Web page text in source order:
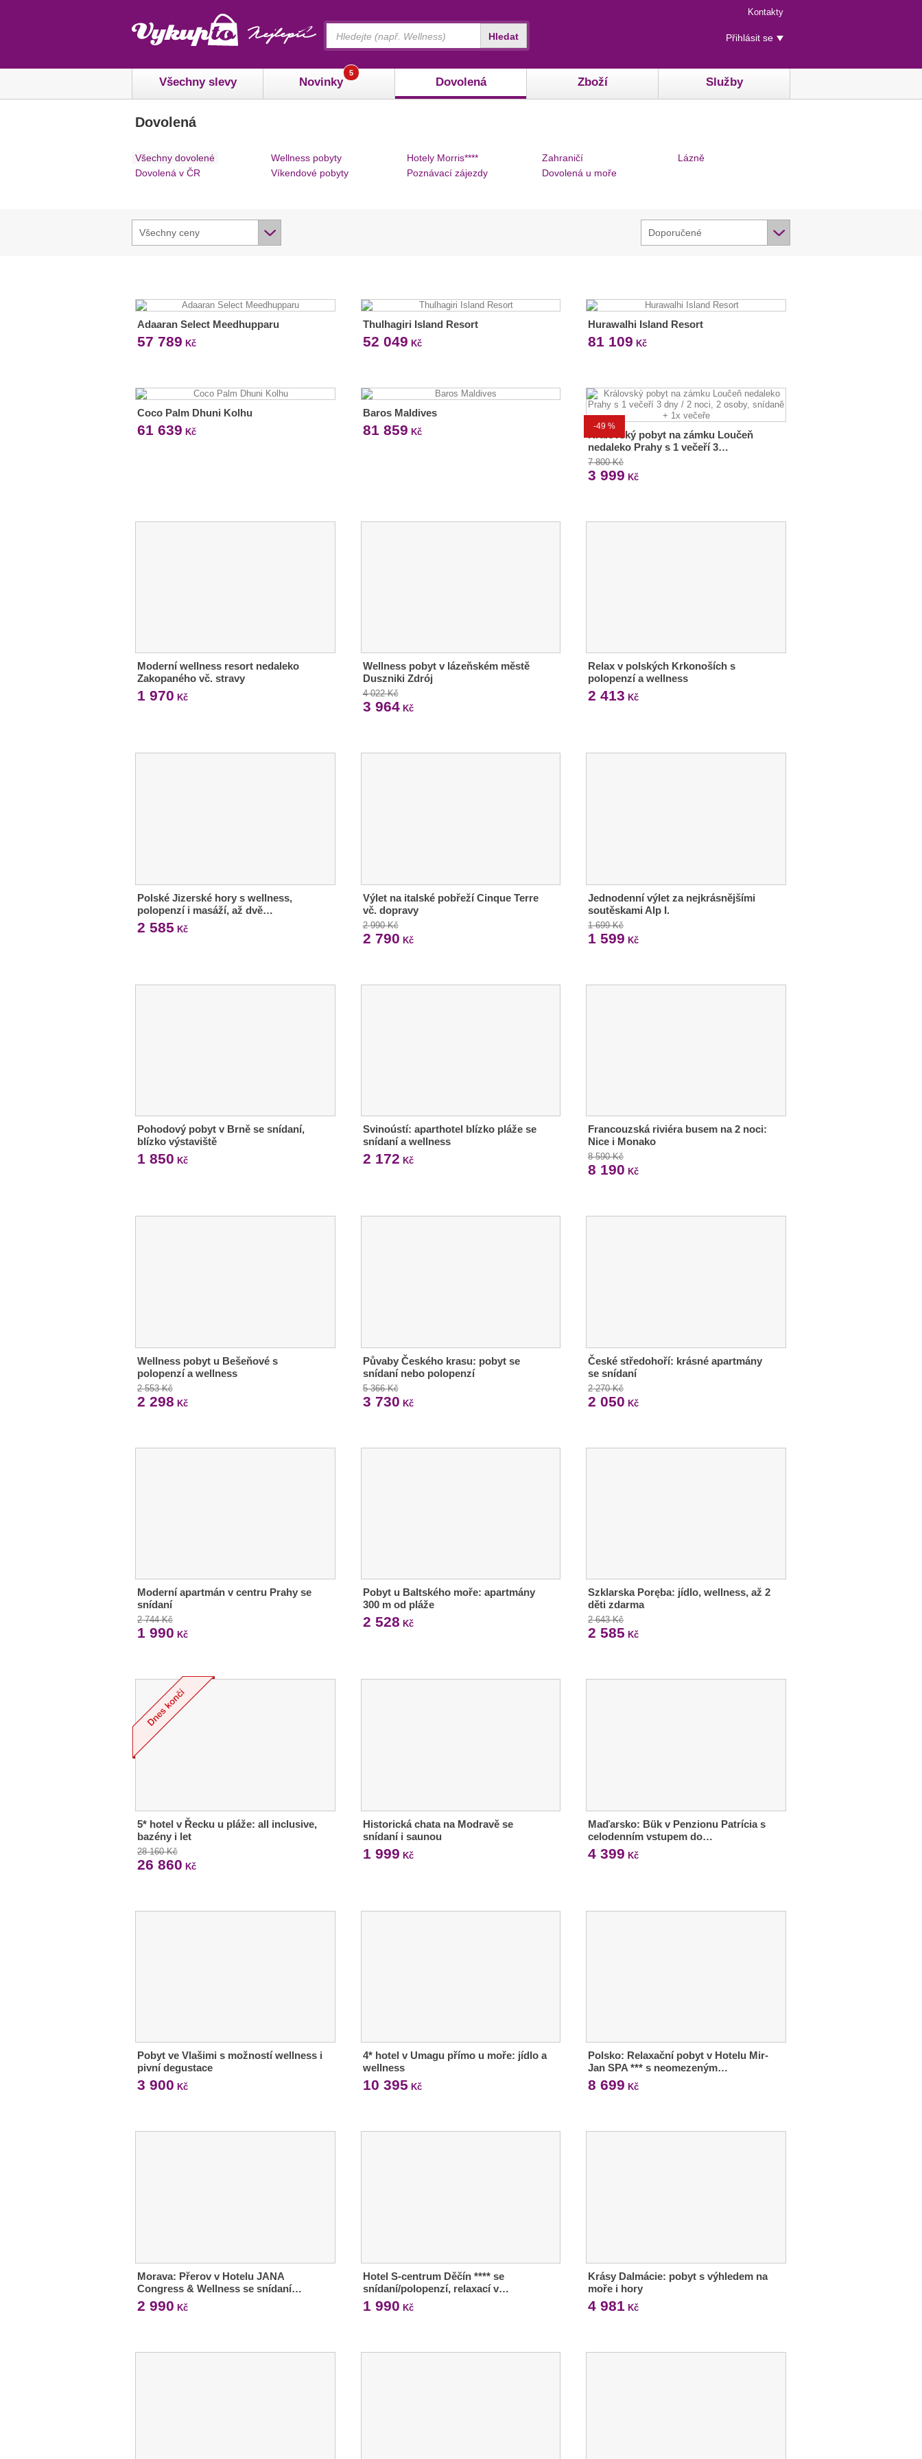
Menu
rychlého
přístupu
Kontakty
Uživatelské
menu
Přihlásit se
Všechny slevy Novinky
5
Dovolená Zboží Služby
Hledat
Dovolená
Všechny dovolené
Dovolená v ČR
Wellness pobyty
Víkendové pobyty
Hotely Morris****
Poznávací zájezdy
Zahraničí
Dovolená u moře
Lázně
Všechny ceny Doporučené
Adaaran Select Meedhupparu
57 789 Kč
Thulhagiri Island Resort
52 049 Kč
Hurawalhi Island Resort
81 109 Kč
Coco Palm Dhuni Kolhu
61 639 Kč
Baros Maldives
81 859 Kč
-49 %
Královský pobyt na zámku Loučeň
nedaleko Prahy s 1 večeří 3…
7 800 Kč
3 999 Kč
Moderní wellness resort nedaleko
Zakopaného vč. stravy
1 970 Kč
Wellness pobyt v lázeňském městě
Duszniki Zdrój
4 022 Kč
3 964Kč
Relax v polských Krkonoších s
polopenzí a wellness
2 413 Kč
Polské Jizerské hory s wellness,
polopenzí i masáží, až dvě…
2 585 Kč
Výlet na italské pobřeží Cinque Terre
vč. dopravy
2 990 Kč
2 790 Kč
Jednodenní výlet za nejkrásnějšími
soutěskami Alp I.
1 699 Kč
1 599 Kč
Pohodový pobyt v Brně se snídaní,
blízko výstaviště
1 850 Kč
Svinoústí: aparthotel blízko pláže se
snídaní a wellness
2 172 Kč
Francouzská riviéra busem na 2 noci:
Nice i Monako
8 590 Kč
8 190 Kč
Wellness pobyt u Bešeňové s
polopenzí a wellness
2 553 Kč
2 298 Kč
Půvaby Českého krasu: pobyt se
snídaní nebo polopenzí
5 366 Kč
3 730 Kč
České středohoří: krásné apartmány
se snídaní
2 270 Kč
2 050 Kč
Moderní apartmán v centru Prahy se
snídaní
2 744 Kč
1 990 Kč
Pobyt u Baltského moře: apartmány
300 m od pláže
2 528 Kč
Szklarska Poręba: jídlo, wellness, až 2
děti zdarma
2 643 Kč
2 585 Kč
5* hotel v Řecku u pláže: all inclusive,
bazény i let
28 160 Kč
26 860 Kč
Historická chata na Modravě se
snídaní i saunou
1 999 Kč
Maďarsko: Bük v Penzionu Patrícia s
celodenním vstupem do…
4 399 Kč
Pobyt ve Vlašimi s možností wellness i
pivní degustace
3 900 Kč
4* hotel v Umagu přímo u moře: jídlo a
wellness
10 395 Kč
Polsko: Relaxační pobyt v Hotelu Mir-
Jan SPA *** s neomezeným…
8 699 Kč
Morava: Přerov v Hotelu JANA
Congress & Wellness se snídaní…
2 990 Kč
Hotel S-centrum Děčín **** se
snídaní/polopenzí, relaxací v…
1 990 Kč
Krásy Dalmácie: pobyt s výhledem na
moře i hory
4 981 Kč